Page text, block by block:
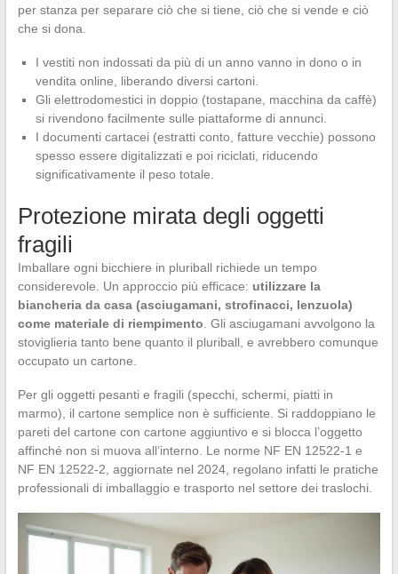
per stanza per separare ciò che si tiene, ciò che si vende e ciò
che si dona.
I vestiti non indossati da più di un anno vanno in dono o in
vendita online, liberando diversi cartoni.
Gli elettrodomestici in doppio (tostapane, macchina da caffè)
si rivendono facilmente sulle piattaforme di annunci.
I documenti cartacei (estratti conto, fatture vecchie) possono
spesso essere digitalizzati e poi riciclati, riducendo
significativamente il peso totale.
Protezione mirata degli oggetti
fragili
Imballare ogni bicchiere in pluriball richiede un tempo
considerevole. Un approccio più efficace: utilizzare la
biancheria da casa (asciugamani, strofinacci, lenzuola)
come materiale di riempimento . Gli asciugamani avvolgono la
stoviglieria tanto bene quanto il pluriball, e avrebbero comunque
occupato un cartone.
Per gli oggetti pesanti e fragili (specchi, schermi, piatti in
marmo), il cartone semplice non è sufficiente. Si raddoppiano le
pareti del cartone con cartone aggiuntivo e si blocca l’oggetto
affinché non si muova all’interno. Le norme NF EN 12522-1 e
NF EN 12522-2, aggiornate nel 2024, regolano infatti le pratiche
professionali di imballaggio e trasporto nel settore dei traslochi.